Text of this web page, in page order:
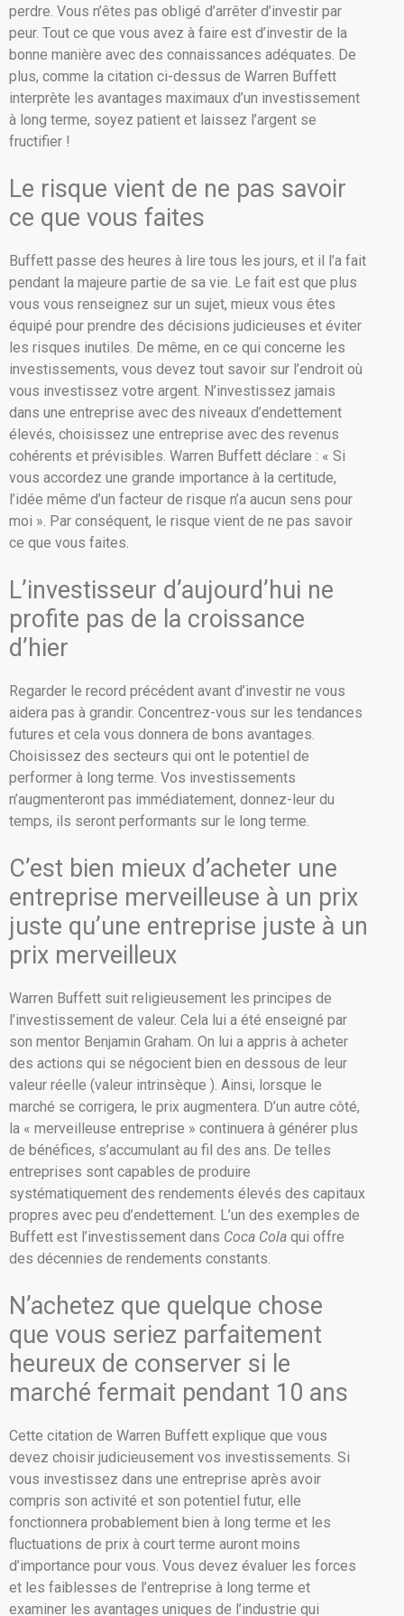
perdre. Vous n’êtes pas obligé d’arrêter d’investir par
peur. Tout ce que vous avez à faire est d’investir de la
bonne manière avec des connaissances adéquates. De
plus, comme la citation ci-dessus de Warren Buffett
interprète les avantages maximaux d’un investissement
à long terme, soyez patient et laissez l’argent se
fructifier !
Le risque vient de ne pas savoir
ce que vous faites
Buffett passe des heures à lire tous les jours, et il l’a fait
pendant la majeure partie de sa vie. Le fait est que plus
vous vous renseignez sur un sujet, mieux vous êtes
équipé pour prendre des décisions judicieuses et éviter
les risques inutiles. De même, en ce qui concerne les
investissements, vous devez tout savoir sur l’endroit où
vous investissez votre argent. N’investissez jamais
dans une entreprise avec des niveaux d’endettement
élevés, choisissez une entreprise avec des revenus
cohérents et prévisibles. Warren Buffett déclare : « Si
vous accordez une grande importance à la certitude,
l’idée même d’un facteur de risque n’a aucun sens pour
moi ». Par conséquent, le risque vient de ne pas savoir
ce que vous faites.
L’investisseur d’aujourd’hui ne
profite pas de la croissance
d’hier
Regarder le record précédent avant d’investir ne vous
aidera pas à grandir. Concentrez-vous sur les tendances
futures et cela vous donnera de bons avantages.
Choisissez des secteurs qui ont le potentiel de
performer à long terme. Vos investissements
n’augmenteront pas immédiatement, donnez-leur du
temps, ils seront performants sur le long terme.
C’est bien mieux d’acheter une
entreprise merveilleuse à un prix
juste qu’une entreprise juste à un
prix merveilleux
Warren Buffett suit religieusement les principes de
l’investissement de valeur. Cela lui a été enseigné par
son mentor Benjamin Graham. On lui a appris à acheter
des actions qui se négocient bien en dessous de leur
valeur réelle (valeur intrinsèque ). Ainsi, lorsque le
marché se corrigera, le prix augmentera. D’un autre côté,
la « merveilleuse entreprise » continuera à générer plus
de bénéfices, s’accumulant au fil des ans. De telles
entreprises sont capables de produire
systématiquement des rendements élevés des capitaux
propres avec peu d’endettement. L’un des exemples de
Buffett est l’investissement dans Coca Cola qui offre
des décennies de rendements constants.
N’achetez que quelque chose
que vous seriez parfaitement
heureux de conserver si le
marché fermait pendant 10 ans
Cette citation de Warren Buffett explique que vous
devez choisir judicieusement vos investissements. Si
vous investissez dans une entreprise après avoir
compris son activité et son potentiel futur, elle
fonctionnera probablement bien à long terme et les
fluctuations de prix à court terme auront moins
d’importance pour vous. Vous devez évaluer les forces
et les faiblesses de l’entreprise à long terme et
examiner les avantages uniques de l’industrie qui